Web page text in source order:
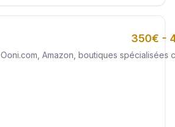
350€ -
Ooni.com, Amazon, boutiques spécialisées